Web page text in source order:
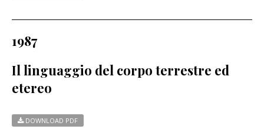
1987
Il linguaggio del corpo terrestre ed
etereo
DOWNLOAD PDF